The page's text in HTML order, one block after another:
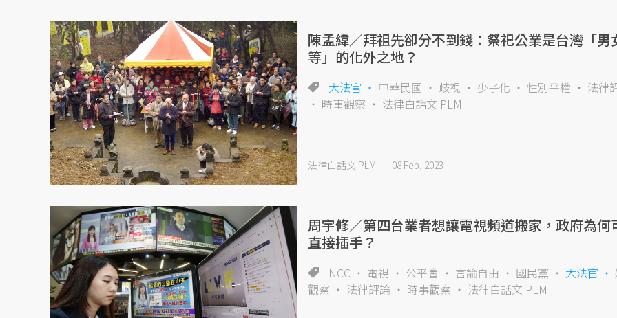
陳孟緯／拜祖先卻分不到錢：祭祀公業是台灣「男
等」的化外之地？
大法官 中華民國 歧視 少子化 性別平權
法律
時事觀察
法律白話文 PLM
法律白話文 PLM 08 Feb, 2023
周宇修／第四台業者想讓電視頻道搬家，政府為何
直接插手？
NCC 電視 公平會 言論自由 國民黨 大法官
觀察
法律評論 時事觀察 法律白話文 PLM